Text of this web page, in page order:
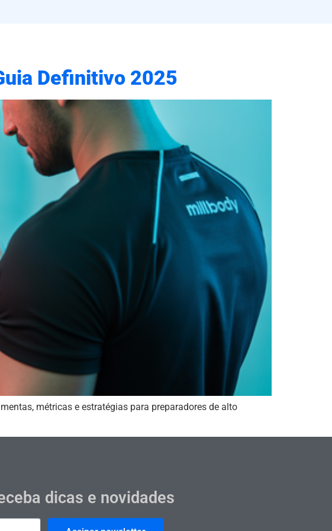
Definitivo 2025
métricas e estratégias para preparadores de alto
dicas e novidades